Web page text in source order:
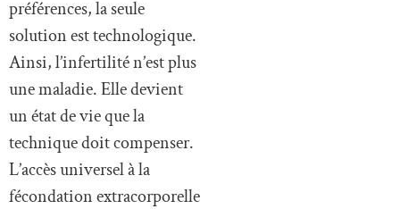
préférences, la seule
solution est technologique.
Ainsi, l’infertilité n’est plus
une maladie. Elle devient
un état de vie que la
technique doit compenser.
L’accès universel à la
fécondation extracorporelle